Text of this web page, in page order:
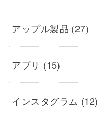
アップル製品 (27)
アプリ (15)
インスタグラム (12)